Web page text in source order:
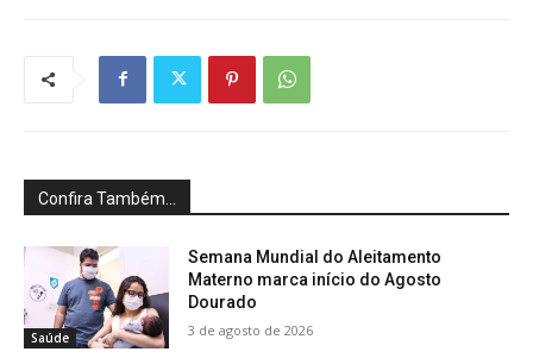
Confira Também...
Saúde
Semana Mundial do Aleitamento
Materno marca início do Agosto
Dourado
3 de agosto de 2026